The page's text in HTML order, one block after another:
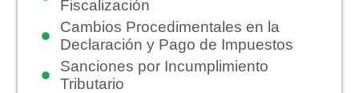
Fiscalización
Cambios Procedimentales en la
Declaración y Pago de Impuestos
Sanciones por Incumplimiento
Tributario